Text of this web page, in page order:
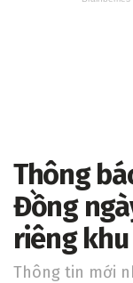
Thông
Đồng
riêng khu
Thông tin mới